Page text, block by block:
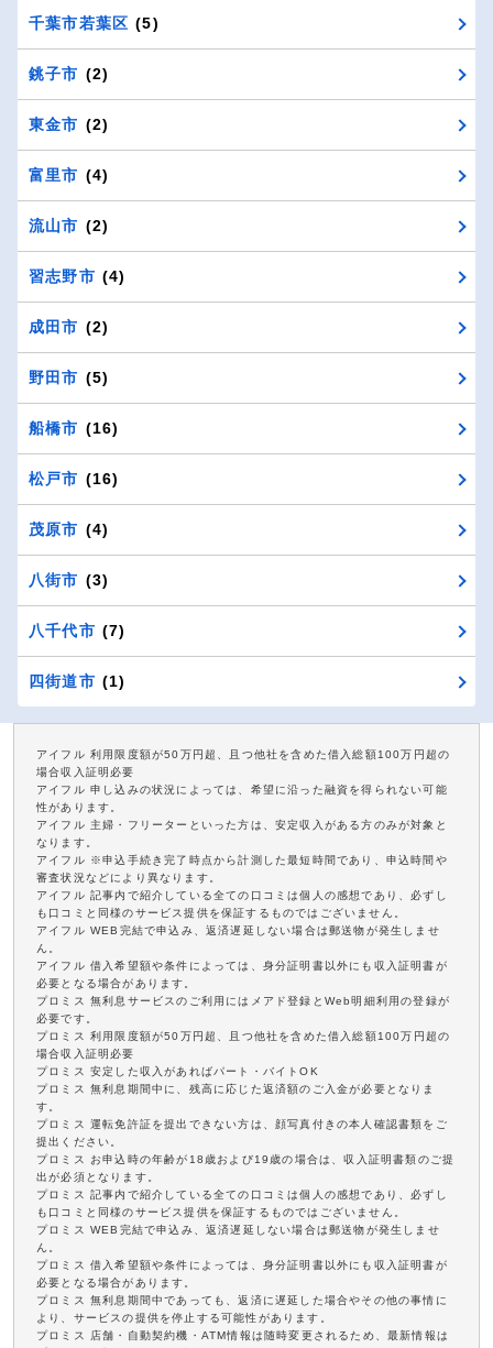
千葉市若葉区 (5)
銚子市 (2)
東金市 (2)
富里市 (4)
流山市 (2)
習志野市 (4)
成田市 (2)
野田市 (5)
船橋市 (16)
松戸市 (16)
茂原市 (4)
八街市 (3)
八千代市 (7)
四街道市 (1)
アイフル 利用限度額が50万円超、且つ他社を含めた借入総額100万円超の
場合収入証明必要
アイフル 申し込みの状況によっては、希望に沿った融資を得られない可能
性があります。
アイフル 主婦・フリーターといった方は、安定収入がある方のみが対象と
なります。
アイフル ※申込手続き完了時点から計測した最短時間であり、申込時間や
審査状況などにより異なります。
アイフル 記事内で紹介している全ての口コミは個人の感想であり、必ずし
も口コミと同様のサービス提供を保証するものではございません。
アイフル WEB完結で申込み、返済遅延しない場合は郵送物が発生しませ
ん。
アイフル 借入希望額や条件によっては、身分証明書以外にも収入証明書が
必要となる場合があります。
プロミス 無利息サービスのご利用にはメアド登録とWeb明細利用の登録が
必要です。
プロミス 利用限度額が50万円超、且つ他社を含めた借入総額100万円超の
場合収入証明必要
プロミス 安定した収入があればパート・バイトOK
プロミス 無利息期間中に、残高に応じた返済額のご入金が必要となりま
す。
プロミス 運転免許証を提出できない方は、顔写真付きの本人確認書類をご
提出ください。
プロミス お申込時の年齢が18歳および19歳の場合は、収入証明書類のご提
出が必須となります。
プロミス 記事内で紹介している全ての口コミは個人の感想であり、必ずし
も口コミと同様のサービス提供を保証するものではございません。
プロミス WEB完結で申込み、返済遅延しない場合は郵送物が発生しませ
ん。
プロミス 借入希望額や条件によっては、身分証明書以外にも収入証明書が
必要となる場合があります。
プロミス 無利息期間中であっても、返済に遅延した場合やその他の事情に
より、サービスの提供を停止する可能性があります。
プロミス 店舗・自動契約機・ATM情報は随時変更されるため、最新情報は